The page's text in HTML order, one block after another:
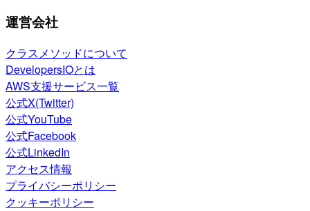
運営会社
クラスメソッドについて
DevelopersIOとは
AWS支援サービス一覧
公式X(Twitter)
公式YouTube
公式Facebook
公式LinkedIn
アクセス情報
プライバシーポリシー
クッキーポリシー